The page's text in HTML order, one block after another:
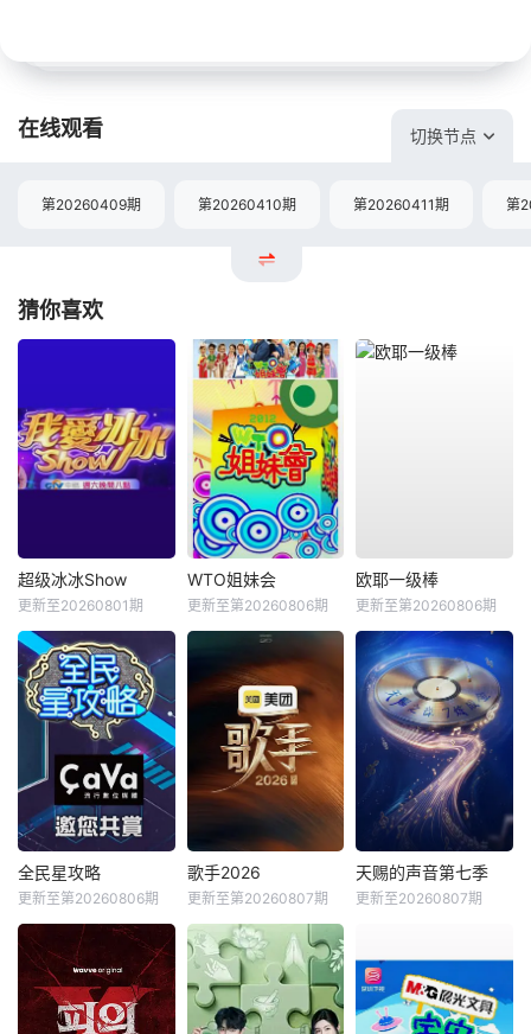
在线观看 切换节点
第20260409期 第20260410期 第20260411期 第
猜你喜欢
超级冰冰Show
更新至20260801期
WTO姐妹会
更新至第20260806期
欧耶一级棒
更新至第20260806期
全民星攻略
更新至第20260806期
歌手2026
更新至第20260807期
天赐的声音第七季
更新至20260807期